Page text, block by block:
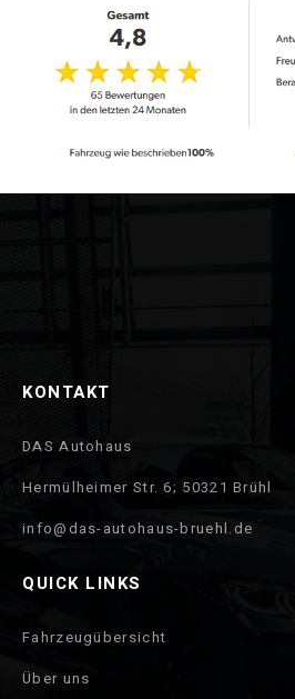
KONTAKT
DAS Autohaus
Hermülheimer Str. 6; 50321 Brühl
info@das-autohaus-bruehl.de
QUICK LINKS
Fahrzeugübersicht
Über uns